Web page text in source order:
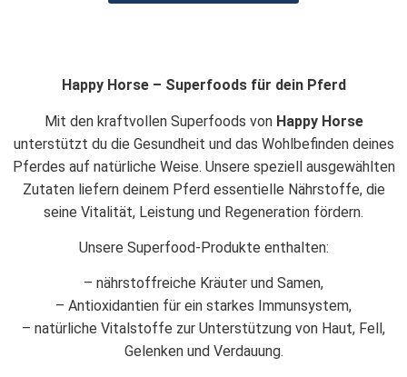
Happy Horse – Superfoods für dein Pferd
Mit den kraftvollen Superfoods von Happy Horse
unterstützt du die Gesundheit und das Wohlbefinden deines
Pferdes auf natürliche Weise. Unsere speziell ausgewählten
Zutaten liefern deinem Pferd essentielle Nährstoffe, die
seine Vitalität, Leistung und Regeneration fördern.
Unsere Superfood-Produkte enthalten:
– nährstoffreiche Kräuter und Samen,
– Antioxidantien für ein starkes Immunsystem,
– natürliche Vitalstoffe zur Unterstützung von Haut, Fell,
Gelenken und Verdauung.